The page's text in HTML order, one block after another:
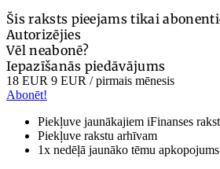
Šis raksts pieejams tikai
Autorizējies
Vēl neabonē?
Iepazīšanās piedāvājums
18 EUR 9 EUR / pirmais mēnesis
Abonēt!
Piekļuve jaunākajiem iFinanses
Piekļuve rakstu arhīvam
1x nedēļā jaunāko tēmu apkopojums